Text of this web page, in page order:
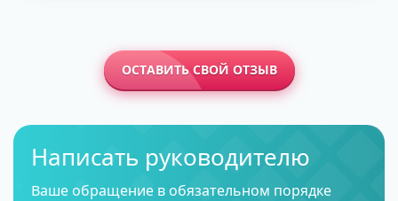
ОСТАВИТЬ СВОЙ ОТЗЫВ
Написать руководителю
Ваше обращение в обязательном порядке